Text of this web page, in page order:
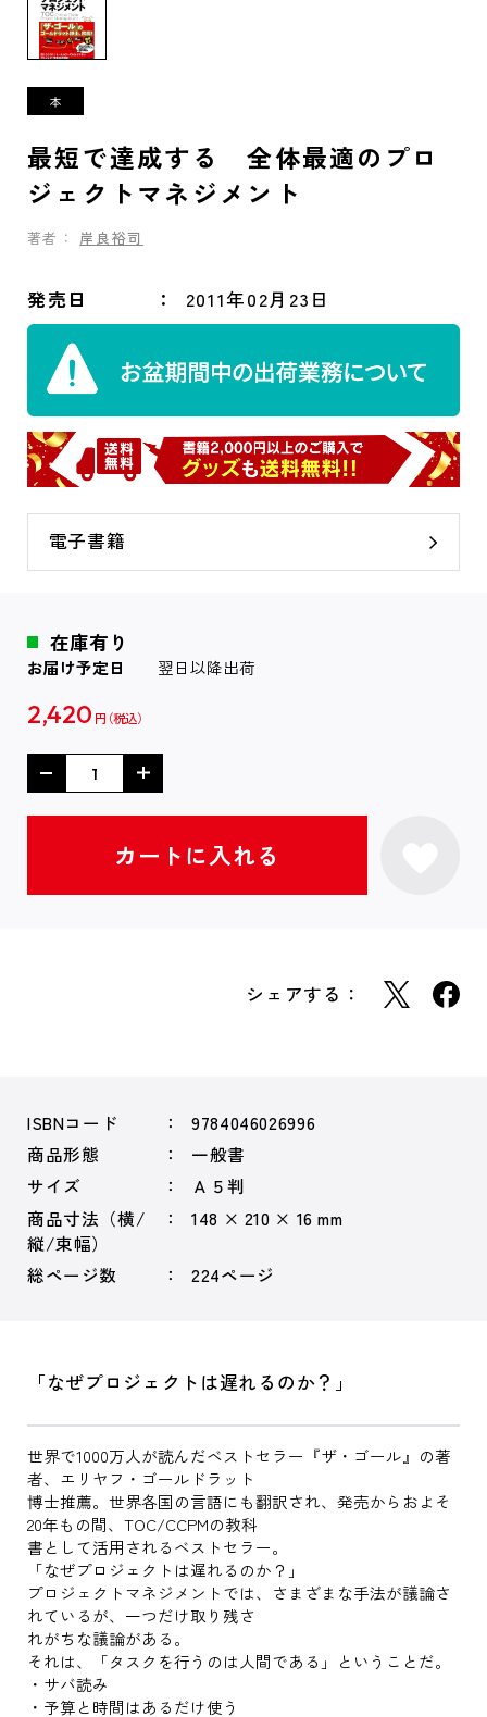
最短で達成する 全体最適のプロ
ジェクトマネジメント
著者： 岸良裕司
発売日 2011年02月23日
電子書籍
在庫有り
お届け予定日 翌日以降出荷
2,420 円
シェアする：
ISBNコード
9784046026996
商品形態
一般書
サイズ
Ａ５判
商品寸法（横/
縦/束幅）
148 × 210 × 16 mm
総ページ数 224ページ
「なぜプロジェクトは遅れるのか？」
世界で1000万人が読んだベストセラー『ザ・ゴール』の著
者、エリヤフ・ゴールドラット
博士推薦。世界各国の言語にも翻訳され、発売からおよそ
20年もの間、TOC/CCPMの教科
書として活用されるベストセラー。
「なぜプロジェクトは遅れるのか？」
プロジェクトマネジメントでは、さまざまな手法が議論さ
れているが、一つだけ取り残さ
れがちな議論がある。
それは、「タスクを行うのは人間である」ということだ。
・サバ読み
・予算と時間はあるだけ使う